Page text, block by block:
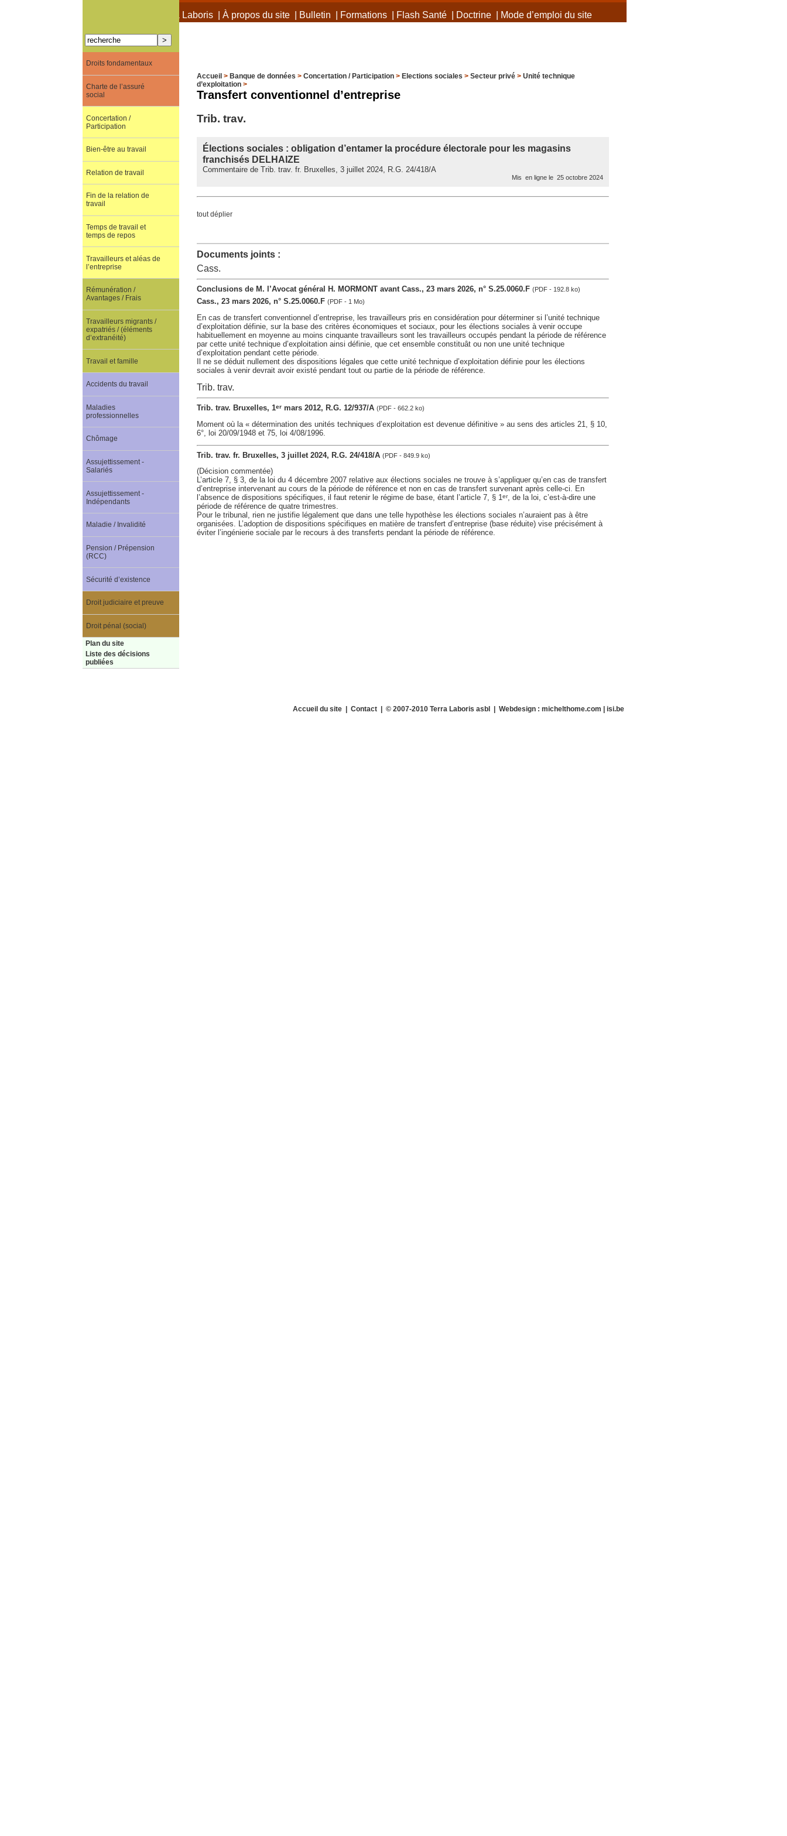
À propos de Terra Laboris| À propos du site| Bulletin Formations| Flash Santé| Doctrine| Mode d’emploi du site
Accueil > Banque de données > Concertation / Participation> Elections sociales > Secteur privé> Unité technique
d’exploitation>
Transfert conventionnel d’entreprise
Trib. trav.
Élections sociales : obligation d’entamer la procédure électorale pour les magasins
franchisés DELHAIZE
Commentaire de Trib. trav. fr. Bruxelles, 3 juillet 2024, R.G. 24/418/A
Mis en ligne le 25 octobre 2024
tout déplier
Documents joints :
Cass.
Conclusions de M. l’Avocat général H. MORMONT avant Cass., 23 mars 2026, n° S.25.0060.F (PDF - 192.8 ko)
Cass., 23 mars 2026, n° S.25.0060.F (PDF - 1 Mo)
En cas de transfert conventionnel d’entreprise, les travailleurs pris en considération pour déterminer si l’unité technique
d’exploitation définie, sur la base des critères économiques et sociaux, pour les élections sociales à venir occupe
habituellement en moyenne au moins cinquante travailleurs sont les travailleurs occupés pendant la période de référence
par cette unité technique d’exploitation ainsi définie, que cet ensemble constituât ou non une unité technique
d’exploitation pendant cette période.
Il ne se déduit nullement des dispositions légales que cette unité technique d’exploitation définie pour les élections
sociales à venir devrait avoir existé pendant tout ou partie de la période de référence.
Trib. trav.
Trib. trav. Bruxelles, 1ermars 2012, R.G. 12/937/A (PDF - 662.2 ko)
Moment où la « détermination des unités techniques d’exploitation est devenue définitive » au sens des articles 21, § 10,
6°, loi 20/09/1948 et 75, loi 4/08/1996.
Trib. trav. fr. Bruxelles, 3 juillet 2024, R.G. 24/418/A (PDF - 849.9 ko)
(Décision commentée)
L’article 7, § 3, de la loi du 4 décembre 2007 relative aux élections sociales ne trouve à s’appliquer qu’en cas de transfert
d’entreprise intervenant au cours de la période de référence et non en cas de transfert survenant après celle-ci. En
l’absence de dispositions spécifiques, il faut retenir le régime de base, étant l’article 7, § 1er, de la loi, c’est-à-dire une
période de référence de quatre trimestres.
Pour le tribunal, rien ne justifie légalement que dans une telle hypothèse les élections sociales n’auraient pas à être
organisées. L’adoption de dispositions spécifiques en matière de transfert d’entreprise (base réduite) vise précisément à
éviter l’ingénierie sociale par le recours à des transferts pendant la période de référence.
Droits fondamentaux
Charte de l’assuré
social
Concertation /
Participation
Bien-être au travail
Relation de travail
Fin de la relation de
travail
Temps de travail et
temps de repos
Travailleurs et aléas de
l’entreprise
Rémunération /
Avantages / Frais
Travailleurs migrants /
expatriés / (éléments
d’extranéité)
Travail et famille
Accidents du travail
Maladies
professionnelles
Chômage
Assujettissement -
Salariés
Assujettissement -
Indépendants
Maladie / Invalidité
Pension / Prépension
(RCC)
Sécurité d’existence
Droit judiciaire et preuve
Droit pénal (social)
Plan du site
Liste des décisions
publiées
Accueil du site| Contact| © 2007-2010 Terra Laboris asbl | Webdesign : michelthome.com | isi.be